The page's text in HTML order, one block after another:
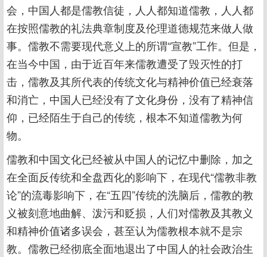
会，中国人都是儒教信徒，人人都知道儒教，人人都
在按照儒教的礼法典章制度及伦理道德规范来做人做
事。儒教不需要现代意义上的所谓“宣教”工作。但是，
在当今中国，由于近百年来儒教遭受了毁灭性的打
击，儒教及其所代表的传统文化与精神价值已经衰落
和消亡，中国人已经没有了文化身份，没有了精神信
仰，已经陌生于自己的传统，根本不知道儒教为何
物。
儒教和中国文化已经被从中国人的记忆中删除，加之
在全面反传统和全盘西化的影响下，在现代“儒教非教
论”的流毒影响下，在“五四”传统的洗脑后，儒教的教
义被刻意地曲解、泼污和贬损，人们对儒教及其教义
和精神价值诸多误会，甚至认为儒教根本就不是宗
教。儒教已经彻底全面地退出了中国人的社会政治生